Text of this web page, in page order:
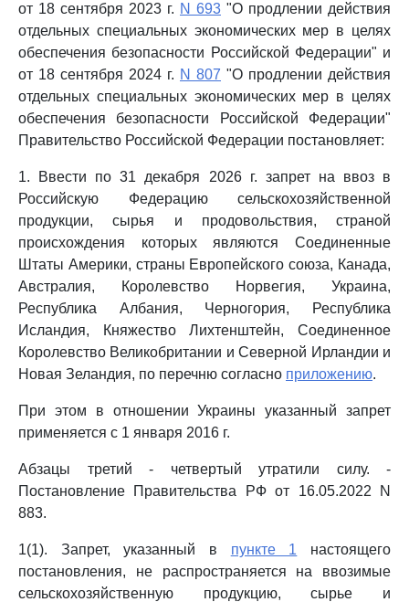
от 18 сентября 2023 г. N 693 "О продлении действия
отдельных специальных экономических мер в целях
обеспечения безопасности Российской Федерации" и
от 18 сентября 2024 г. N 807 "О продлении действия
отдельных специальных экономических мер в целях
обеспечения безопасности Российской Федерации"
Правительство Российской Федерации постановляет:
1. Ввести по 31 декабря 2026 г. запрет на ввоз в
Российскую Федерацию сельскохозяйственной
продукции, сырья и продовольствия, страной
происхождения которых являются Соединенные
Штаты Америки, страны Европейского союза, Канада,
Австралия, Королевство Норвегия, Украина,
Республика Албания, Черногория, Республика
Исландия, Княжество Лихтенштейн, Соединенное
Королевство Великобритании и Северной Ирландии и
Новая Зеландия, по перечню согласно приложению.
При этом в отношении Украины указанный запрет
применяется с 1 января 2016 г.
Абзацы третий - четвертый утратили силу. -
Постановление Правительства РФ от 16.05.2022 N
883.
1(1). Запрет, указанный в пункте 1 настоящего
постановления, не распространяется на ввозимые
сельскохозяйственную продукцию, сырье и